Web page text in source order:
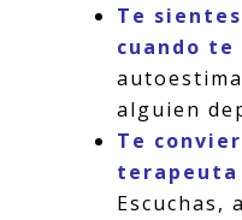
Te
cuando te
alguien
Te
Escuchas,